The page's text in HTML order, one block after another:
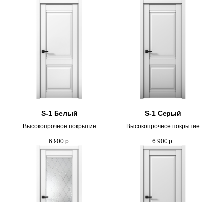
S-1 Белый
Высокопрочное покрытие
6 900 р.
S-1 Серый
Высокопрочное покрытие
6 900 р.